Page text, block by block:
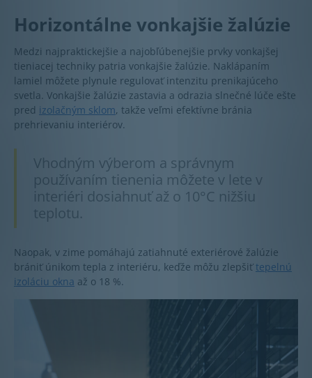
Horizontálne vonkajšie žalúzie
Medzi najpraktickejšie a najobľúbenejšie prvky vonkajšej
tieniacej techniky patria vonkajšie žalúzie. Naklápaním
lamiel môžete plynule regulovať intenzitu prenikajúceho
svetla. Vonkajšie žalúzie zastavia a odrazia slnečné lúče ešte
pred izolačným sklom, takže veľmi efektívne bránia
prehrievaniu interiérov.
Vhodným výberom a správnym
používaním tienenia môžete v lete v
interiéri dosiahnuť až o 10°C nižšiu
teplotu.
Naopak, v zime pomáhajú zatiahnuté exteriérové žalúzie
brániť únikom tepla z interiéru, keďže môžu zlepšiťtepelnú
izoláciu okna až o 18 %.